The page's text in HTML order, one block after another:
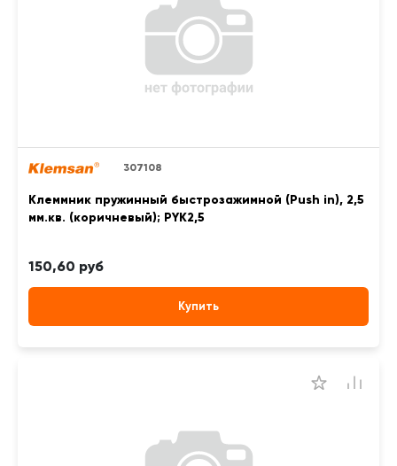
307108
Клеммник пружинный быстрозажимной (Push in), 2,5
мм.кв. (коричневый); PYK2,5
150,60 руб
Купить